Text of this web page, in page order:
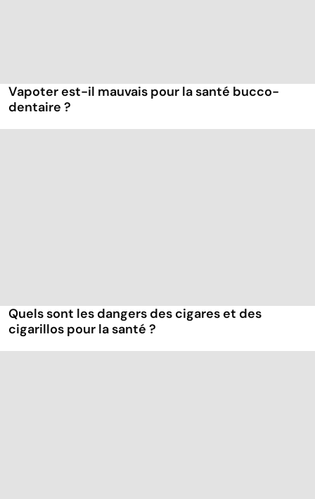
Vapoter est-il mauvais pour la santé bucco-
dentaire ?
Quels sont les dangers des cigares et des
cigarillos pour la santé ?